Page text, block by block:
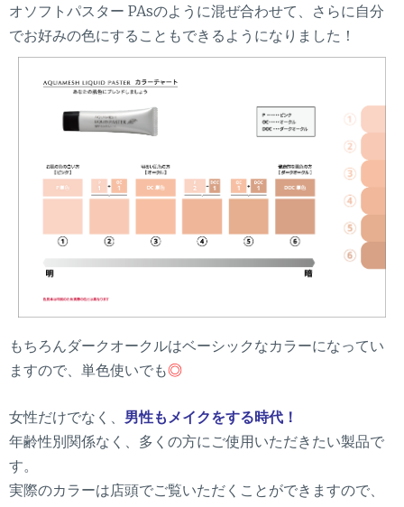
オソフトパスター PAsのように混ぜ合わせて、さらに自分
でお好みの色にすることもできるようになりました！
もちろんダークオークルはベーシックなカラーになってい
ますので、単色使いでも◎
女性だけでなく、 男性もメイクをする時代！
年齢性別関係なく、多くの方にご使用いただきたい製品で
す。
実際のカラーは店頭でご覧いただくことができますので、